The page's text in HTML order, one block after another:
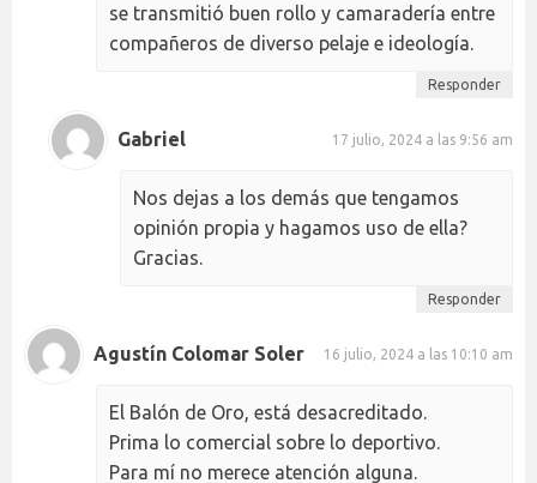
se transmitió buen rollo y camaradería entre
compañeros de diverso pelaje e ideología.
Responder
Gabriel 17 julio, 2024 a las 9:56 am
Nos dejas a los demás que tengamos
opinión propia y hagamos uso de ella?
Gracias.
Responder
Agustín Colomar Soler 16 julio, 2024 a las 10:10 am
El Balón de Oro, está desacreditado.
Prima lo comercial sobre lo deportivo.
Para mí no merece atención alguna.